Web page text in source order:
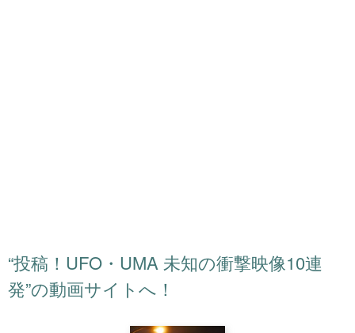
“投稿！UFO・UMA 未知の衝撃映像10連
発”の動画サイトへ！